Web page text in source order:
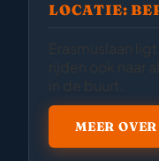
LOCATIE:
rijden ook naar
in de buurt.
MEER